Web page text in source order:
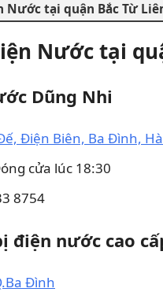
Nước tại quận Bắc Từ
Nước tại
Dũng Nhi
Điện Biên, Ba Đình,
cửa lúc 18:30
8754
điện nước cao
Đình